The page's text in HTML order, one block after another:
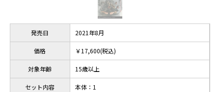
発売日 2021年8月
価格 ￥17,600(税込)
対象年齢 15歳以上
セット内容
本体：1